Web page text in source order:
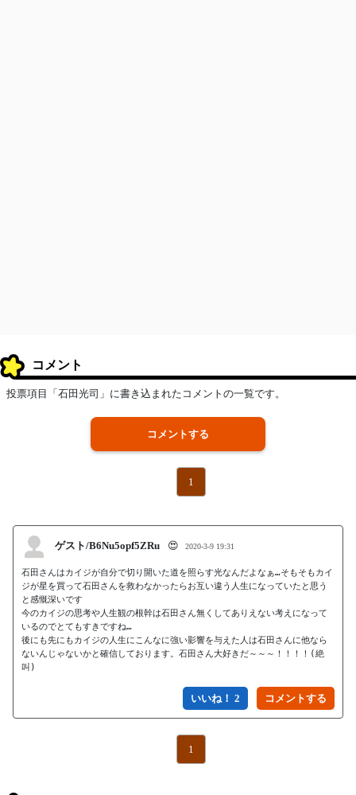
コメント
投票項目「石田光司」に書き込まれたコメントの一覧です。
コメントする
1
ゲスト/B6Nu5opf5ZRu 😍 2020-3-9 19:31
石田さんはカイジが自分で切り開いた道を照らす光なんだよなぁ…そもそもカイ
ジが星を買って石田さんを救わなかったらお互い違う人生になっていたと思う
と感慨深いです
今のカイジの思考や人生観の根幹は石田さん無くしてありえない考えになって
いるのでとてもすきですね…
後にも先にもカイジの人生にこんなに強い影響を与えた人は石田さんに他なら
ないんじゃないかと確信しております。石田さん大好きだ～～～！！！！(絶
叫)
いいね！ 2
1